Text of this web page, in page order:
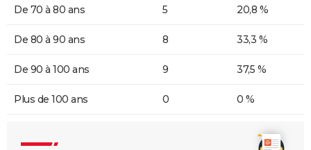
De 70 à 80 ans 5 20,8 %
De 80 à 90 ans 8 33,3 %
De 90 à 100 ans 9 37,5 %
Plus de 100 ans 0 0 %